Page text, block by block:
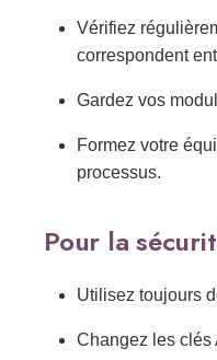
Vérifiez
correspondent
Gardez vos
Formez votre
processus.
Pour la
Utilisez toujours
Changez les clés